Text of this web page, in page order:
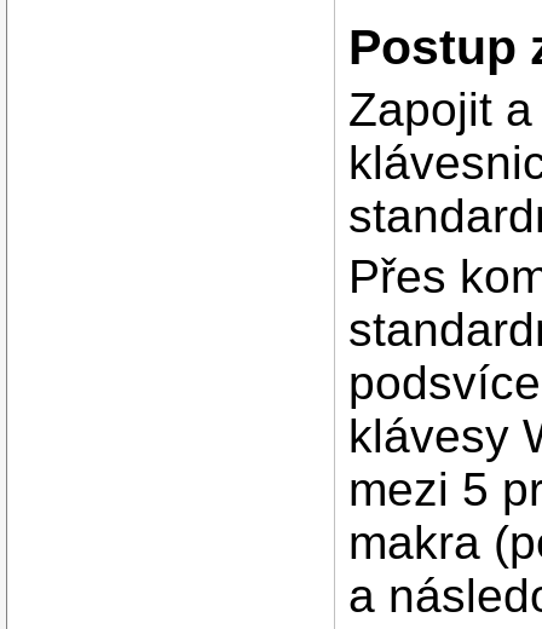
Postup
Zapojit
Přes
klávesy
mezi 5
makra
a